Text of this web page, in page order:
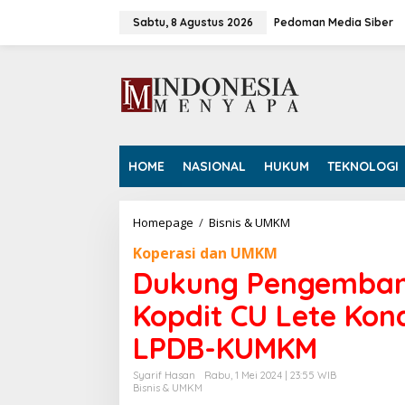
Sabtu, 8 Agustus 2026 Pedoman Media Siber
HOME NASIONAL HUKUM TEKNOLOGI
Homepage / Bisnis & UMKM
n
P
e
n
g
Koperasi dan UMKM
Dukung
Kopdit CU Lete
LPDB-KUMKM
Syarif Hasan
Rabu, 1 Mei 2024 | 23:55 WIB
Bisnis & UMKM